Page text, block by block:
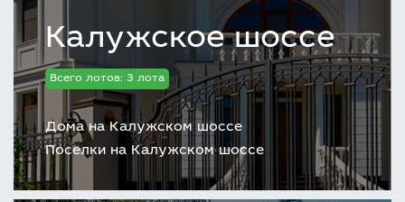
Калужское шоссе
Всего лотов: 3 лота
Дома на Калужском шоссе
Поселки на Калужском шоссе